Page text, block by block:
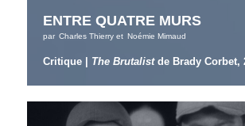
ENTRE QUATRE MURS
par Charles Thierry et Noémie Mimaud
Critique | The Brutalistde Brady Corbet,